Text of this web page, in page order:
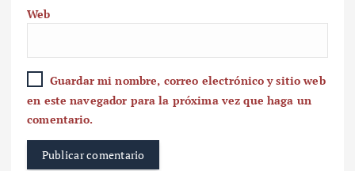
Web
Guardar mi nombre, correo electrónico y sitio web
en este navegador para la próxima vez que haga un
comentario.